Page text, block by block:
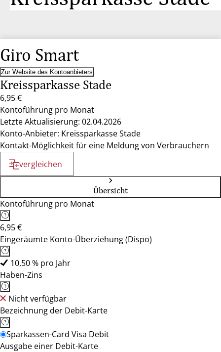
Giro Smart
Zur Website des Kontoanbieters
Kreissparkasse Stade
6,95 €
Kontoführung pro Monat
Letzte Aktualisierung: 02.04.2026
Konto-Anbieter: Kreissparkasse Stade
Kontakt-Möglichkeit für eine Meldung von Verbrauchern
vergleichen
Übersicht
Kontoführung pro Monat
6,95 €
Eingeräumte Konto-Überziehung (Dispo)
10,50 % pro Jahr
Haben-Zins
Nicht verfügbar
Bezeichnung der Debit-Karte
Sparkassen-Card Visa Debit
Ausgabe einer Debit-Karte